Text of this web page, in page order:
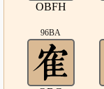
OBFH
96BA